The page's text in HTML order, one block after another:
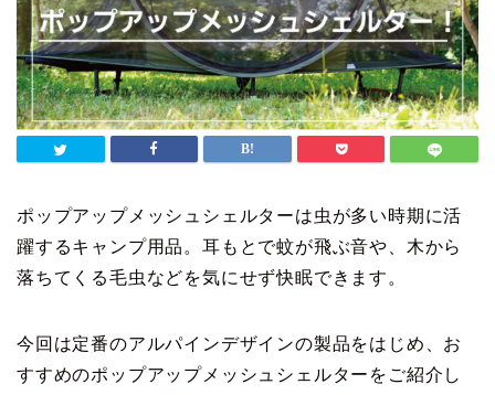
ポップアップメッシュシェルターは虫が多い時期に活
躍するキャンプ用品。耳もとで蚊が飛ぶ音や、木から
落ちてくる毛虫などを気にせず快眠できます。
今回は定番のアルパインデザインの製品をはじめ、お
すすめのポップアップメッシュシェルターをご紹介し